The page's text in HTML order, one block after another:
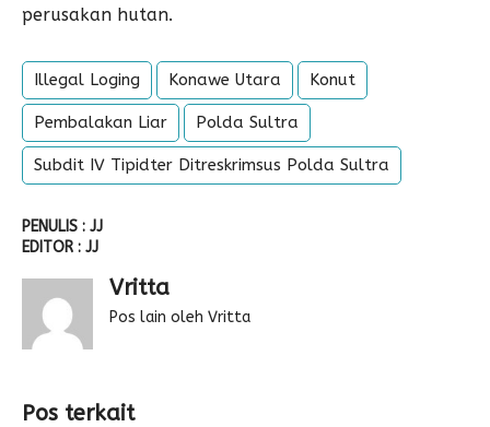
perusakan hutan.
Illegal Loging Konawe Utara Konut
Pembalakan Liar Polda Sultra
Subdit IV Tipidter Ditreskrimsus Polda Sultra
PENULIS : JJ
EDITOR : JJ
Vritta
Pos lain oleh Vritta
Pos terkait